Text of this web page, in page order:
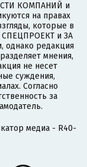
КОМПАНИЙ и
на правах
которые в
СПЕЦПРОЕКТ и ЗА
редакция
мнения,
не несет
суждения,
Согласно
за
медиа - R40-